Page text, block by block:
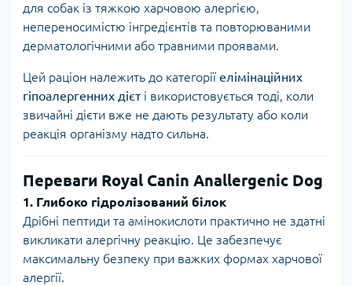
для собак із тяжкою харчовою алергією,
непереносимістю інгредієнтів та повторюваними
дерматологічними або травними проявами.
Цей раціон належить до категорії елімінаційних
гіпоалергенних дієті використовується тоді, коли
звичайні дієти вже не дають результату або коли
реакція організму надто сильна.
Переваги Royal Canin Anallergenic Dog
1. Глибоко гідролізований білок
Дрібні пептиди та амінокислоти практично не здатні
викликати алергічну реакцію. Це забезпечує
максимальну безпеку при важких формах харчової
алергії.